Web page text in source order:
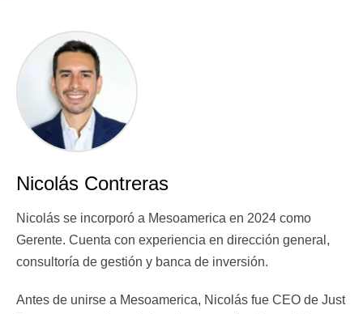
Nicolás Contreras
Nicolás se incorporó a Mesoamerica en 2024 como
Gerente. Cuenta con experiencia en dirección general,
consultoría de gestión y banca de inversión.
Antes de unirse a Mesoamerica, Nicolás fue CEO de Just